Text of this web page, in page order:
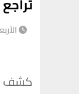
الأربعاء، 10
كشف